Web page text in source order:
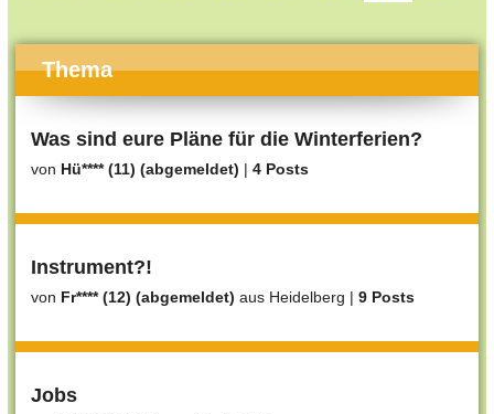
Thema
Was sind eure Pläne für die Winterferien?
von Hü**** (11) (abgemeldet) | 4 Posts
Instrument?!
von Fr**** (12) (abgemeldet) aus Heidelberg | 9 Posts
Jobs